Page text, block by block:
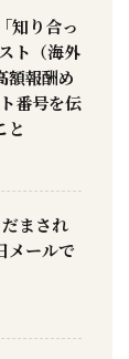
知り合っ
ト（海外
額報酬め
番号を伝
と
まされ
メールで